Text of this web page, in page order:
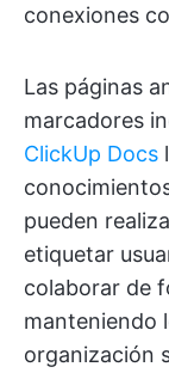
conexiones
Las páginas
marcadores
ClickUp Docs
pueden
etiquetar
colaborar de
manteniendo
organización